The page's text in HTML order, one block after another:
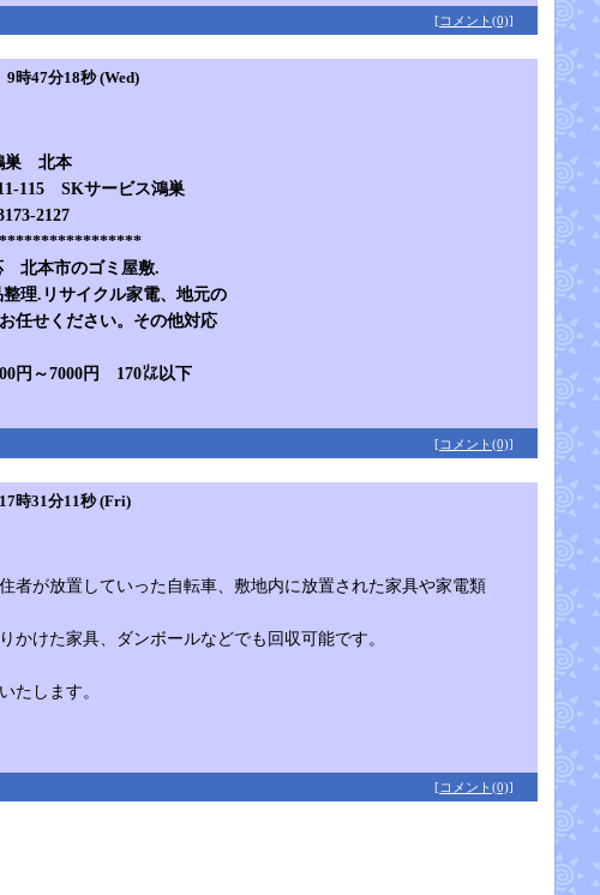
[コメント(0)]
時47分18秒 (Wed)
巣 北本
115 SKサービス鴻巣
2127
北本市のゴミ屋敷.
理.リサイクル家電、地元の
任せください。その他対応
円～7000円 170㍑以下
[コメント(0)]
時31分11秒 (Fri)
者が放置していった自転車、敷地内に放置された家具や家電類
かけた家具、ダンボールなどでも回収可能です。
たします。
[コメント(0)]